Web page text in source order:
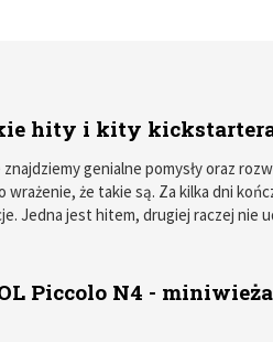
hity i kity
genialne pomysły oraz
że takie są. Za kilka dni
Jedna jest hitem, drugiej raczej nie
Piccolo N4 -